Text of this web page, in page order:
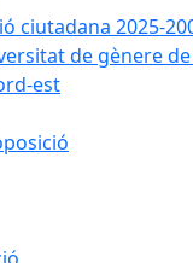
ciutadana 2025-
de gènere
est